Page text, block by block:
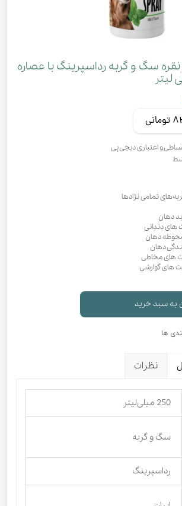
نقره سگ و گربه رداسپرینگ با عصاره
تمامی نژادها
دهان
های دندانی
دهان
دهان
های مخاطی
های گوارشی
به سبد خرید
ها
نظرات
250 میلی‌لیتر
سگ و گربه
رداسپرینگ